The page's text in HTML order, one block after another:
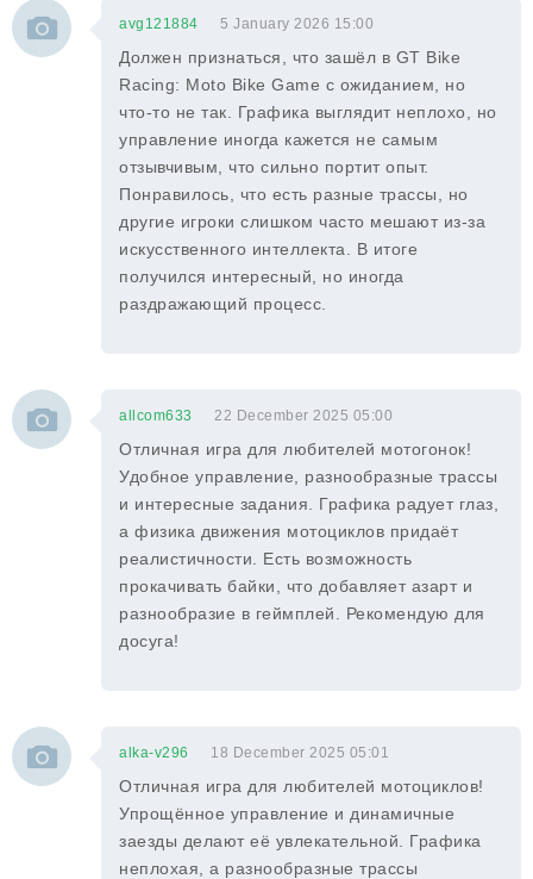
avg121884 5 January 2026 15:00
Должен признаться, что зашёл в GT Bike
Racing: Moto Bike Game с ожиданием, но
что-то не так. Графика выглядит неплохо, но
управление иногда кажется не самым
отзывчивым, что сильно портит опыт.
Понравилось, что есть разные трассы, но
другие игроки слишком часто мешают из-за
искусственного интеллекта. В итоге
получился интересный, но иногда
раздражающий процесс.
allcom633 22 December 2025 05:00
Отличная игра для любителей мотогонок!
Удобное управление, разнообразные трассы
и интересные задания. Графика радует глаз,
а физика движения мотоциклов придаёт
реалистичности. Есть возможность
прокачивать байки, что добавляет азарт и
разнообразие в геймплей. Рекомендую для
досуга!
alka-v296 18 December 2025 05:01
Отличная игра для любителей мотоциклов!
Упрощённое управление и динамичные
заезды делают её увлекательной. Графика
неплохая, а разнообразные трассы